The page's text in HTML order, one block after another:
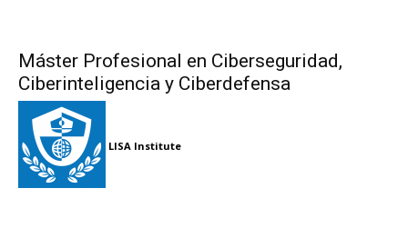
Máster Profesional en Ciberseguridad,
Ciberinteligencia y Ciberdefensa
LISA Institute